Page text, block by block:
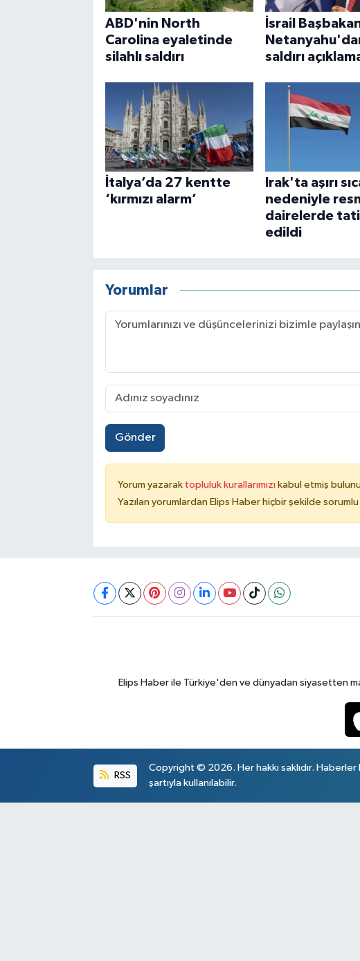
ABD'nin North
Carolina eyaletinde
silahlı saldırı
İsrail
saldırı
İtalya’da 27 kentte
‘kırmızı alarm’
Irak'ta aşırı
nedeniyle
dairelerde
edildi
Yorumlar
Gönder
Yorum yazarak topluluk kurallarımızı kabul etmiş
Yazılan yorumlardan Elips Haber hiçbir şekilde
Elips Haber ile Türkiye'den ve dünyadan siyasetten
RSS
Copyright © 2026. Her hakkı saklıdır.
şartıyla kullanılabilir.